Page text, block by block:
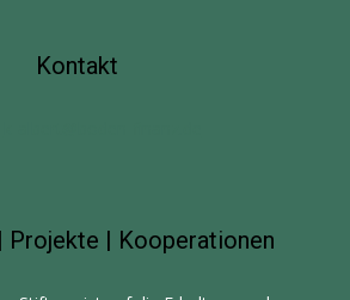
Kontakt
Projekte | Kooperationen